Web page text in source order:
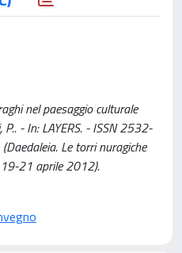
nel paesaggio culturale
- In: LAYERS. - ISSN 2532-
Le torri nuragiche
21 aprile 2012).